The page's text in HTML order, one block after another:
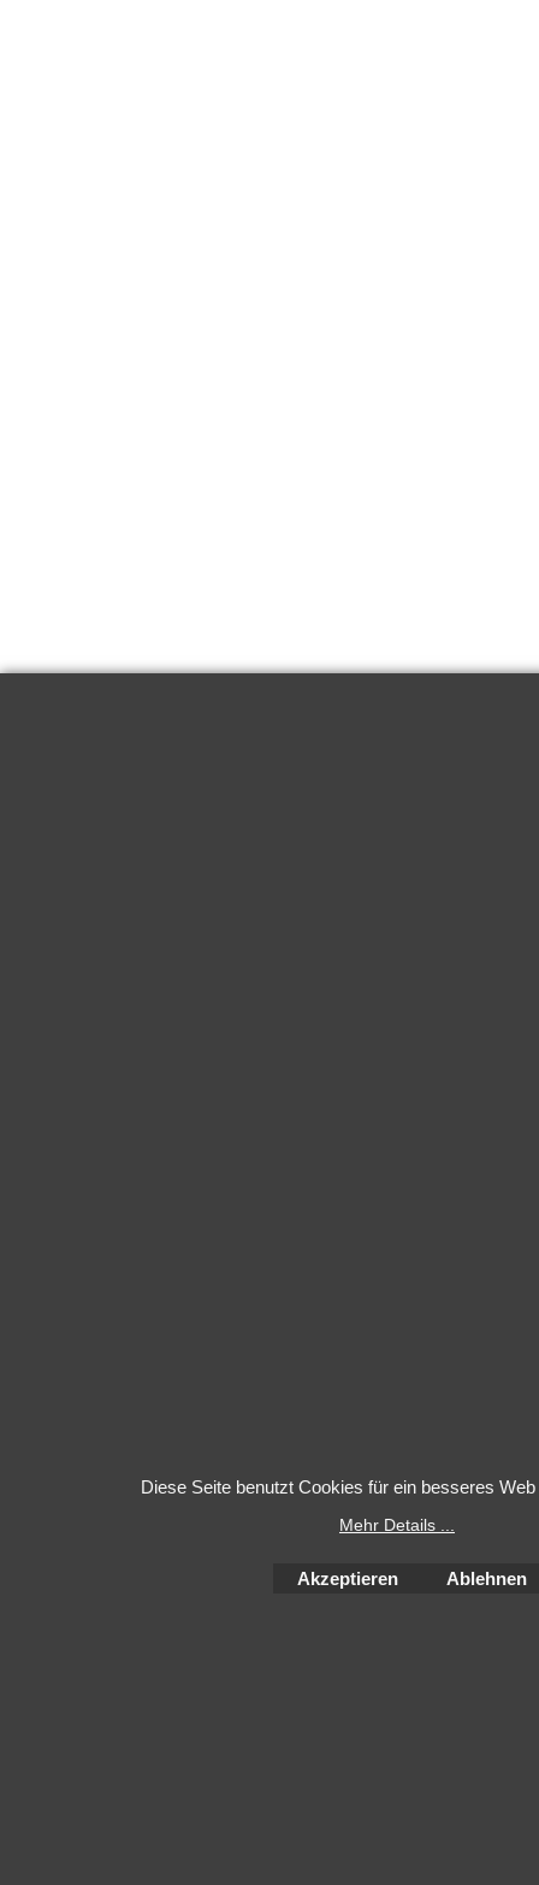
Diese Seite benutzt Cookies für ein besseres
Mehr Details ...
Akzeptieren Ablehnen